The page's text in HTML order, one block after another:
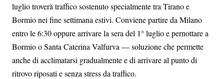
luglio troverà traffico sostenuto specialmente tra Tirano e
Bormio nei fine settimana estivi. Conviene partire da Milano
entro le 6:30 oppure arrivare la sera del 1° luglio e pernottare a
Bormio o Santa Caterina Valfurva — soluzione che permette
anche di acclimatarsi gradualmente e di arrivare al punto di
ritrovo riposati e senza stress da traffico.